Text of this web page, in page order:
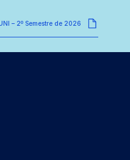
– 2º Semestre de 2026